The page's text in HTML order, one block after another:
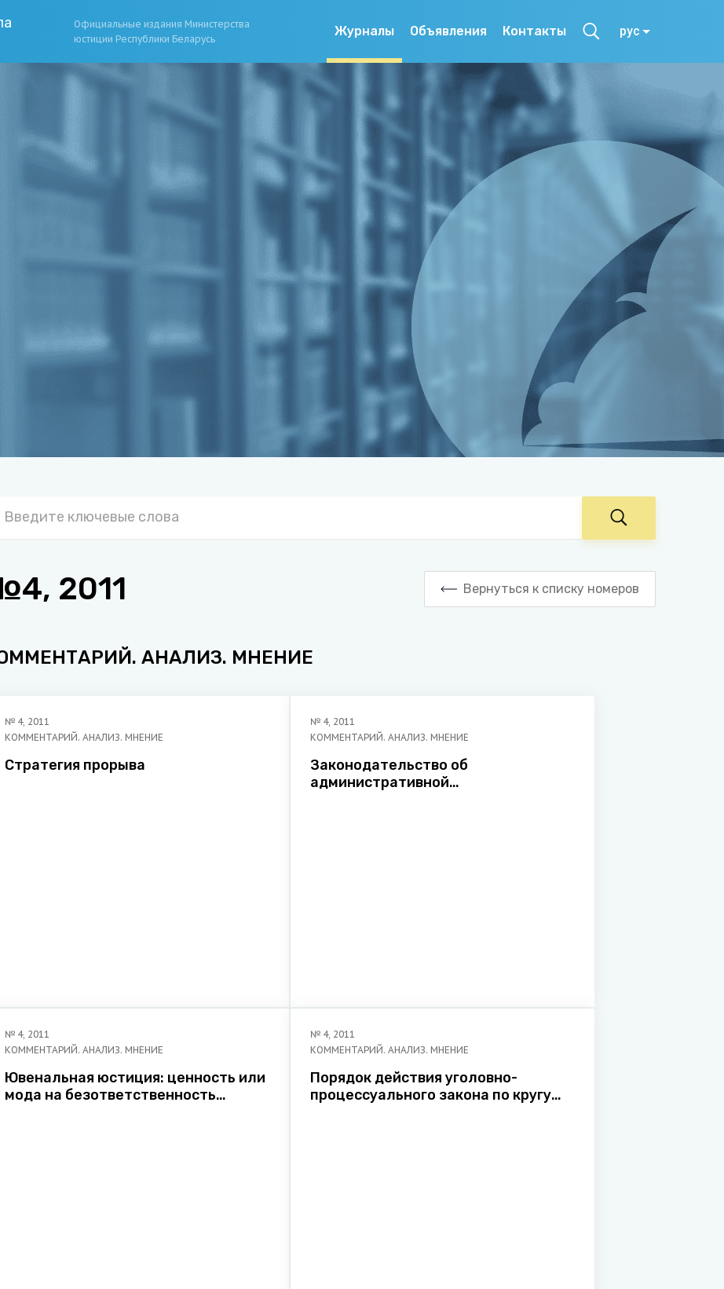
Официальные издания Министерства
юстиции Республики Беларусь
Журналы Объявления Контакты рус
2011 Вернуться к списку номеров
АНАЛИЗ. МНЕНИЕ
№ 4, 2011
КОММЕНТАРИЙ. АНАЛИЗ. МНЕНИЕ
Стратегия прорыва
№ 4, 2011
КОММЕНТАРИЙ. АНАЛИЗ. МНЕНИЕ
Законодательство об
административной
№ 4, 2011
КОММЕНТАРИЙ. АНАЛИЗ. МНЕНИЕ
Ювенальная юстиция: ценность или
мода на безответственность
№ 4, 2011
КОММЕНТАРИЙ. АНАЛИЗ. МНЕНИЕ
Порядок действия уголовно-
процессуального закона по кругу